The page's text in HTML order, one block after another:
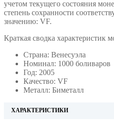
учетом текущего состояния
степень сохранности
значению: VF.
Краткая сводка характеристик
Страна: Венесуэла
Номинал: 1000 боливаров
Год: 2005
Качество: VF
Металл: Биметалл
ХАРАКТЕРИСТИКИ